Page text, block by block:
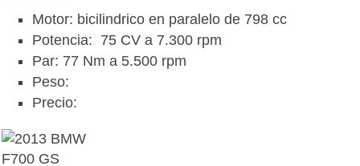
Motor: bicilindrico en paralelo de 798 cc
Potencia: 75 CV a 7.300 rpm
Par: 77 Nm a 5.500 rpm
Peso:
Precio: